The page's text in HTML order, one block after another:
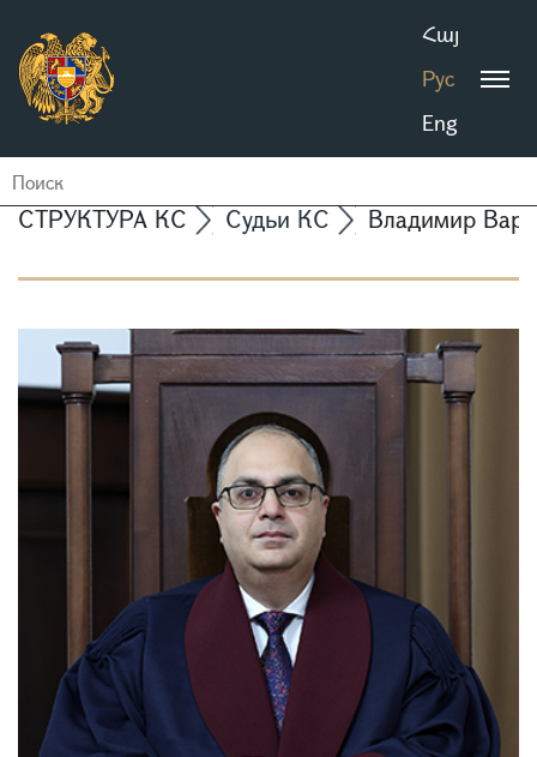
Հայ
Рус
Eng
СТРУКТУРА КС Судьи КС Владимир